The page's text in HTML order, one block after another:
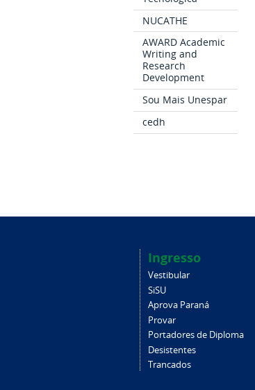
NUCATHE
AWARD Academic
Writing and
Research
Development
Sou Mais Unespar
cedh
Ingresso
Vestibular
SiSU
Aprova Paraná
Provar
Portadores de Diploma
Desistentes
Trancados